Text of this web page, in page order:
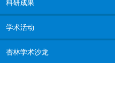
科研成果
学术活动
杏林学术沙龙